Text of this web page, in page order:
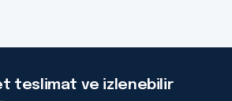
teslimat ve izlenebilir